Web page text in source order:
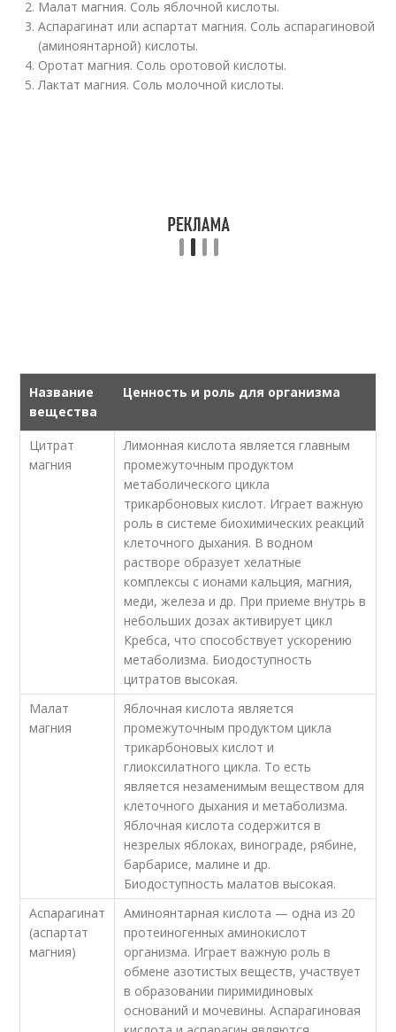
Малат магния. Соль яблочной кислоты.
Аспарагинат или аспартат магния. Соль аспарагиновой
(аминоянтарной) кислоты.
Оротат магния. Соль оротовой кислоты.
Лактат магния. Соль молочной кислоты.
Название
вещества
Ценность и роль для организма
Цитрат
магния
Лимонная кислота является главным
промежуточным продуктом
метаболического цикла
трикарбоновых кислот. Играет важную
роль в системе биохимических реакций
клеточного дыхания. В водном
растворе образует хелатные
комплексы с ионами кальция, магния,
меди, железа и др. При приеме внутрь в
небольших дозах активирует цикл
Кребса, что способствует ускорению
метаболизма. Биодоступность
цитратов высокая.
Малат
магния
Яблочная кислота является
промежуточным продуктом цикла
трикарбоновых кислот и
глиоксилатного цикла. То есть
является незаменимым веществом для
клеточного дыхания и метаболизма.
Яблочная кислота содержится в
незрелых яблоках, винограде, рябине,
барбарисе, малине и др.
Биодоступность малатов высокая.
Аспарагинат
(аспартат
магния)
Аминоянтарная кислота — одна из 20
протеиногенных аминокислот
организма. Играет важную роль в
обмене азотистых веществ, участвует
в образовании пиримидиновых
оснований и мочевины. Аспарагиновая